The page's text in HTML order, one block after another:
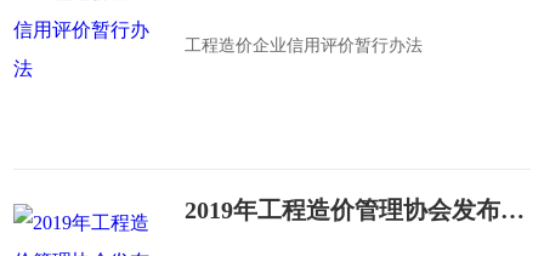
工程造价企业信用评价暂行办法
2019年工程造价管理协会发布的重要工作通知